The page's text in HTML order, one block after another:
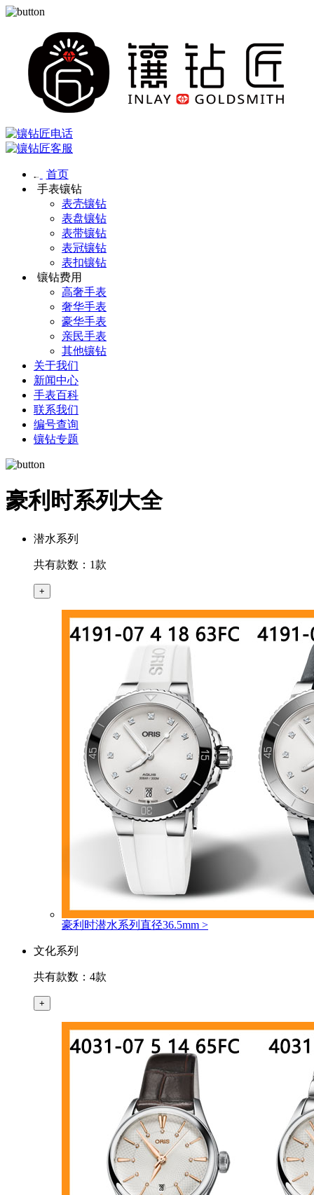
首页
手表镶钻
表壳镶钻
表盘镶钻
表带镶钻
表冠镶钻
表扣镶钻
镶钻费用
高奢手表
奢华手表
豪华手表
亲民手表
其他镶钻
关于我们
新闻中心
手表百科
联系我们
编号查询
镶钻专题
豪利时系列大全
潜水系列
共有款数：1款
+
豪利时潜水系列直径36.5mm >
文化系列
共有款数：4款
+